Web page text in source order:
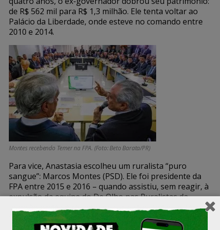
de R$ 562 mil para R$ 1,3 milhão. Ele tenta voltar ao
Palácio da Liberdade, onde esteve no comando entre
2010 e 2014.
Montes recebendo Temer na FPA. (Foto: Beto Barata/PR)
Para vice, Anastasia escolheu um ruralista “puro
sangue”: Marcos Montes (PSD). Ele foi presidente da
FPA entre 2015 e 2016 – quando assistiu, sem reagir, à
expulsão da equipe do De Olho nas Ruralistas da
mansão onde se reúnem os ruralistas, todas as terças-
feiras, em Brasília: “
Almoço da bancada ruralista tem
ira de deputados e expulsão de repórteres“.